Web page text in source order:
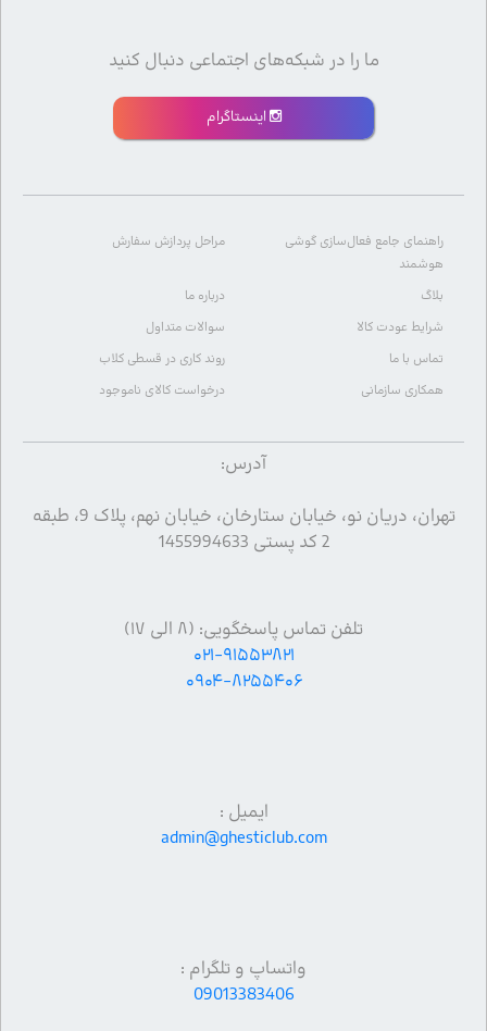
ما را در شبکه‌های اجتماعی دنبال کنید
اینستاگرام
راهنمای جامع فعال‌سازی گوشی
هوشمند
مراحل پردازش سفارش
بلاگ
درباره ما
شرایط عودت کالا
سوالات متداول
تماس با ما
روند کاری در قسطی کلاب
همکاری سازمانی
درخواست کالای ناموجود
آدرس:
تهران، دریان نو، خیابان ستارخان، خیابان نهم، پلاک 9، طبقه
2 کد پستی 1455994633
تلفن تماس پاسخگویی: (۸ الی ۱۷)
۰۲۱-۹۱۵۵۳۸۲۱
۰۹۰۴-۸۲۵۵۴۰۶
ایمیل :
admin@ghesticlub.com
واتساپ و تلگرام :
09013383406